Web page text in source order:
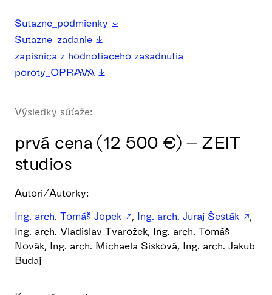
Sutazne_podmienky
Sutazne_zadanie
zapisnica z hodnotiaceho zasadnutia
poroty_OPRAVA
Výsledky súťaže:
prvá cena (12 500 €) – ZEIT
studios
Autori/Autorky:
Ing. arch. Tomáš Jopek
, Ing. arch. Juraj Šesták
,
Ing. arch. Vladislav Tvarožek, Ing. arch. Tomáš
Novák, Ing. arch. Michaela Sisková, Ing. arch. Jakub
Budaj